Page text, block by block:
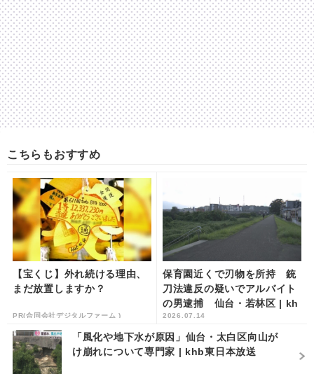
こちらもおすすめ
【宝くじ】外れ続ける理由、
まだ放置しますか？
PR(合同会社デジタルファーム )
保育園近くで刃物を所持 銃
刀法違反の疑いでアルバイト
の男逮捕 仙台・若林区 | kh
b東日本放送
2026.07.14
「風化や地下水が原因」仙台・太白区向山が
け崩れについて専門家 | khb東日本放送